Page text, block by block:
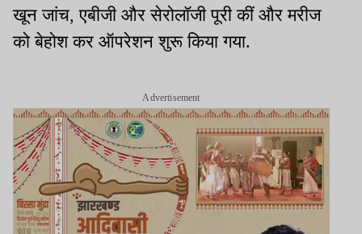
खून जांच, एबीजी और सेरोलॉजी पूरी कीं और मरीज
को बेहोश कर ऑपरेशन शुरू किया गया.
Advertisement